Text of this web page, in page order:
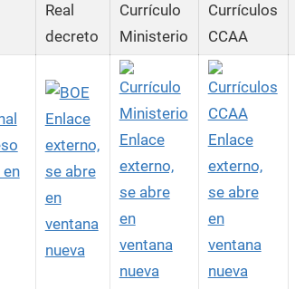
Real
decreto
Currículo
Ministerio
Currículos
CCAA
Enlace
externo,
se abre
en
ventana
nueva
Enlace
externo,
se abre
en
ventana
nueva
Enlace
externo,
se abre
en
ventana
nueva